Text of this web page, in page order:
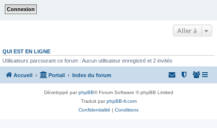
Aller à
QUI EST EN LIGNE
Utilisateurs parcourant ce forum : Aucun utilisateur enregistré et 2 invités
Accueil Portail Index du forum
Développé parphpBB® Forum Software © phpBB Limited
Traduit parphpBB-fr.com
Confidentialité | Conditions